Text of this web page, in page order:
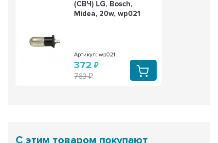
(СВЧ) LG, Bosch,
Midea, 20w, wp021
Артикул: wp021
372
763
С этим товаром покупают